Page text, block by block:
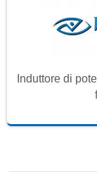
Induttore di